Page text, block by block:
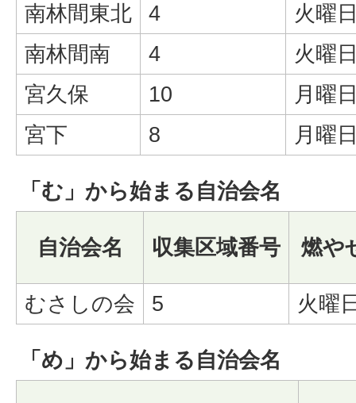
南林間東北
4
火曜
南林間南
4
火曜
宮久保
10
月曜
宮下
8 月曜
「む」から始まる自治会名
自治会名 収集区域番号 燃や
むさしの会 5 火曜
「め」から始まる自治会名